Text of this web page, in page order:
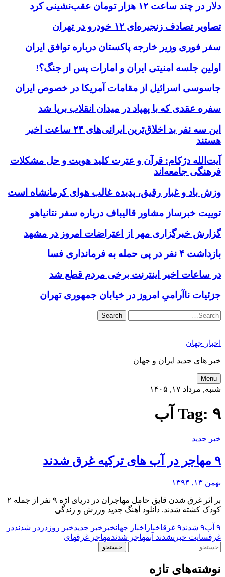
دلار در چند ساعت ۱۲ هزار تومان عقب‌نشینی کرد
تصاویر تصادف زنجیره‌ای ۱۲ خودرو در تهران
سفر فوری وزیر خارجه پاکستان درباره توافق ایران
اولین جلسه امنیتی ایران و امارات پس از جنگ؟!
جاسوسی اسرائیل از مقامات آمریکا در خصوص ایران
سفره عقدی که با پهپاد در میدان انقلاب برپا شد
این سه نفر بد اخلاق‌ترین ایرانی‌های ۲۴ ساعت اخیر
هستند
آیت‌الله دژکام: قرآن و عترت کلید هویت و حل مشکلات
فرهنگی جامعه‌اند
وزش باد و غبار رقیق، پدیده غالب هوای کرمانشاه است
توییت خبرساز مشاور قالیباف درباره سفر نتانیاهو
گزارش خبرگزاری مهر از اعتراضات امروز در مشهد
بازداشت ۴ نفر در پی حمله به فرمانداری فسا
در ساعات اخیر اینترنت برخی مردم قطع شد
جزئیات ناآرامیِ امروز در خیابان جمهوری تهران
Search
اخبار جهان
خبر های جدید ایران و جهان
Menu
شنبه, مرداد ۱۷, ۱۴۰۵
Tag: ۹ آب
خبر جدید
۹ مهاجر در آب های ترکیه غرق شدند
بهمن ۱۳, ۱۳۹۴
بر اثر غرق شدن قایق حامل مهاجران در دریای اژه ۹ نفر از جمله ۲
کودک کشته شدند. دانلود آهنگ جدید ورزش و زندگی
۹ آب ۹ شدند ۹ غرق اخبار اخبار جهانخبر خبر جدیدخبر روز در در شدنددر
غرقسایت خبریشدند آبمهاجر شدندمهاجر غرقهای
جستجو
نوشته‌های تازه